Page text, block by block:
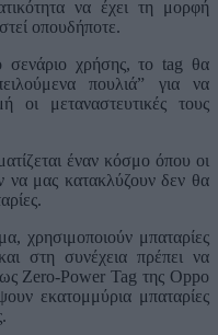
να έχει τη μορφή
οπουδήποτε.
σενάριο χρήσης, το tag θα
πουλιά” για να
οι μεταναστευτικές τους
έναν κόσμο όπου οι
να μας κατακλύζουν δεν θα
χρησιμοποιούν μπαταρίες
στη συνέχεια πρέπει να
Zero-Power Tag της Oppo
εκατομμύρια μπαταρίες